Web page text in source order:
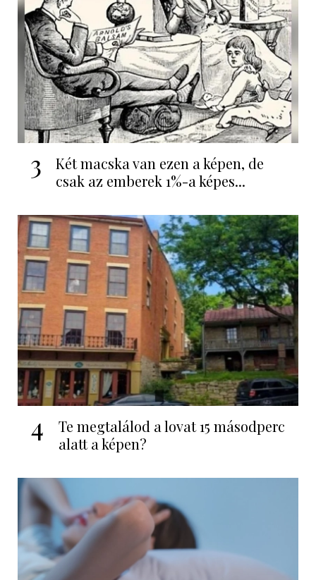
3
Két macska van ezen a képen, de
csak az emberek 1%-a képes...
4
Te megtalálod a lovat 15 másodperc
alatt a képen?